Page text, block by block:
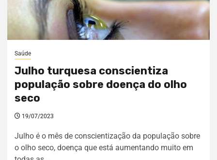
Saúde
Julho turquesa conscientiza
população sobre doença do olho
seco
19/07/2023
Julho é o mês de conscientização da população sobre
o olho seco, doença que está aumentando muito em